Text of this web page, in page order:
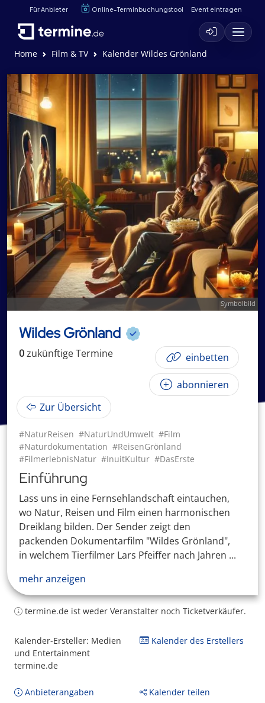
Für Anbieter Online-Terminbuchungstool Event eintragen
Home Film & TV Kalender Wildes Grönland
Symbolbild
Wildes Grönland
0zukünftigeTermine einbetten
abonnieren
Zur Übersicht
#NaturReisen #NaturUndUmwelt #Film
#Naturdokumentation #ReisenGrönland
#FilmerlebnisNatur #InuitKultur #DasErste
Einführung
Lass uns in eine Fernsehlandschaft eintauchen,
wo Natur, Reisen und Film einen harmonischen
Dreiklang bilden. Der Sender zeigt den
packenden Dokumentarfilm "Wildes Grönland",
in welchem Tierfilmer Lars Pfeiffer nach Jahren ...
mehr anzeigen
termine.de ist weder Veranstalter noch Ticketverkäufer.
Kalender-Ersteller: Medien
und Entertainment
termine.de
Kalender des Erstellers
Anbieterangaben Kalender teilen